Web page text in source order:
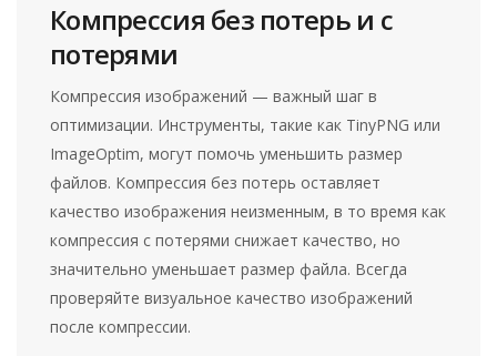
Компрессия без потерь и с
потерями
Компрессия изображений — важный шаг в
оптимизации. Инструменты, такие как TinyPNG или
ImageOptim, могут помочь уменьшить размер
файлов. Компрессия без потерь оставляет
качество изображения неизменным, в то время как
компрессия с потерями снижает качество, но
значительно уменьшает размер файла. Всегда
проверяйте визуальное качество изображений
после компрессии.